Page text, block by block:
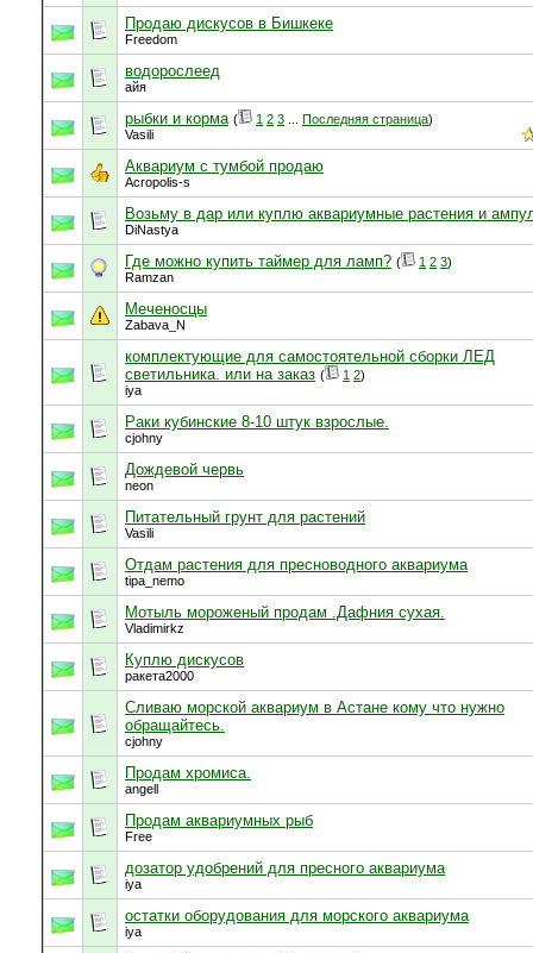
Продаю дискусов в Бишкеке
Freedom
водорослеед
айя
рыбки и корма ( 1 2 3 Последняя страница)
Vasili
Аквариум с тумбой продаю
Acropolis-s
Возьму в дар или куплю аквариумные растения и
DiNastya
Где можно купить таймер для ламп? ( 1 2 3)
Ramzan
Меченосцы
Zabava_N
комплектующие для самостоятельной сборки ЛЕД
светильника. или на заказ ( 1 2)
iya
Раки кубинские 8-10 штук взрослые.
cjohny
Дождевой червь
neon
Питательный грунт для растений
Vasili
Отдам растения для пресноводного аквариума
tipa_nemo
Мотыль мороженый продам .Дафния сухая.
Vladimirkz
Куплю дискусов
ракета2000
Сливаю морской аквариум в Астане кому что нужно
обращайтесь.
cjohny
Продам хромиса.
angell
Продам аквариумных рыб
Free
дозатор удобрений для пресного аквариума
iya
остатки оборудования для морского аквариума
iya